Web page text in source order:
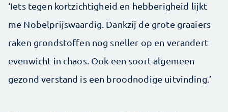
‘Iets tegen kortzichtigheid en hebberigheid lijkt
me Nobelprijswaardig. Dankzij de grote graaiers
raken grondstoffen nog sneller op en verandert
evenwicht in chaos. Ook een soort algemeen
gezond verstand is een broodnodige uitvinding.’